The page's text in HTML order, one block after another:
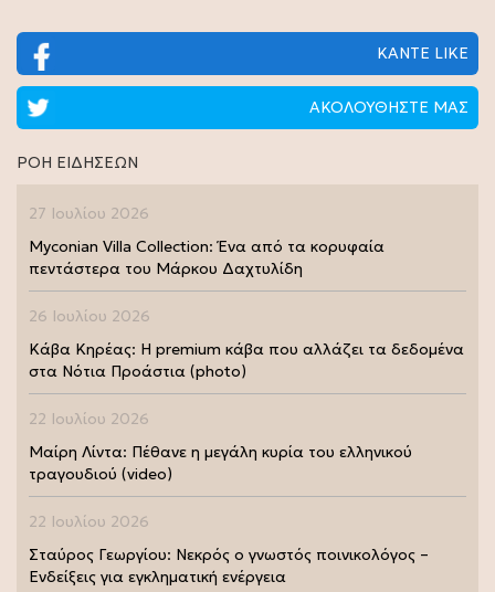
ΚΑΝΤΕ LIKE
ΑΚΟΛΟΥΘΗΣΤΕ ΜΑΣ
ΡΟΗ ΕΙΔΗΣΕΩΝ
27 Ιουλίου 2026
Myconian Villa Collection: Ένα από τα κορυφαία
πεντάστερα του Μάρκου Δαχτυλίδη
26 Ιουλίου 2026
Κάβα Κηρέας: Η premium κάβα που αλλάζει τα δεδομένα
στα Νότια Προάστια (photo)
22 Ιουλίου 2026
Μαίρη Λίντα: Πέθανε η μεγάλη κυρία του ελληνικού
τραγουδιού (video)
22 Ιουλίου 2026
Σταύρος Γεωργίου: Νεκρός ο γνωστός ποινικολόγος –
Ενδείξεις για εγκληματική ενέργεια